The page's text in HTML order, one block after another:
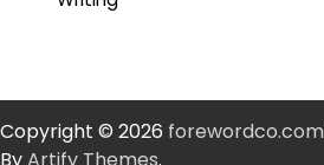
Copyright © 2026 forewordco.com
By Artify Themes.